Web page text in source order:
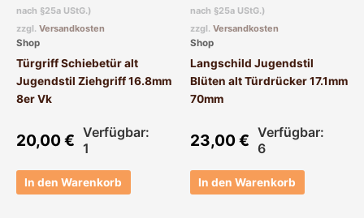
nach §25a UStG.)
zzgl. Versandkosten
Shop
Türgriff Schiebetür alt
Jugendstil Ziehgriff 16.8mm
8er Vk
20,00€ Verfügbar:
1
In den Warenkorb
nach §25a UStG.)
zzgl. Versandkosten
Shop
Langschild Jugendstil
Blüten alt Türdrücker 17.1mm
70mm
23,00€ Verfügbar:
6
In den Warenkorb